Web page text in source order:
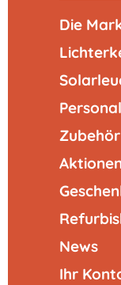
Die
Zubehör
Aktionen
News
Ihr